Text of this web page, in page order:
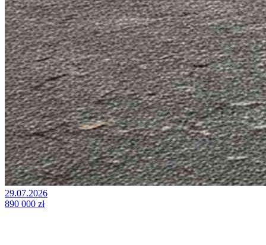
29.07.2026
890 000 zł